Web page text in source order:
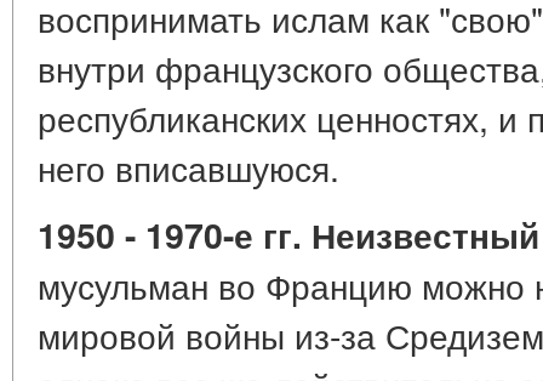
воспринимать ислам как
внутри французского
республиканских ценностях,
него вписавшуюся.
1950 - 1970-е гг.
мусульман во Францию можно
мировой войны из-за